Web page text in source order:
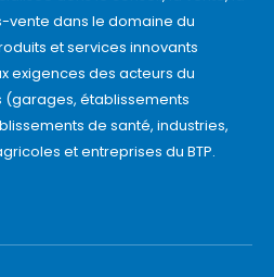
vente dans le domaine du
et services innovants
exigences des acteurs du
établissements
de santé, industries,
et entreprises du BTP.